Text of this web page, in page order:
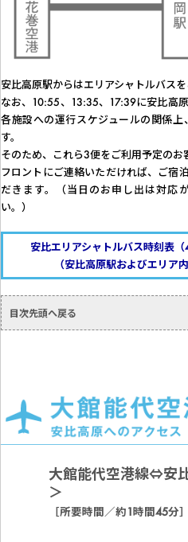
安比高原駅からはエリアシャトルバスを
なお、10:55、13:35、17:39に安比高
各施設への運行スケジュールの関係
す。
そのため、これら3便をご利用予定の
フロントにご連絡いただければ、ご宿
だきます。（当日のお申し出は対応
い。）
安比エリアシャトルバス時刻表
（安比高原駅およびエリア
目次先頭へ戻る
大館能代空港線⇔安
＞
［所要時間／約1時間45分］